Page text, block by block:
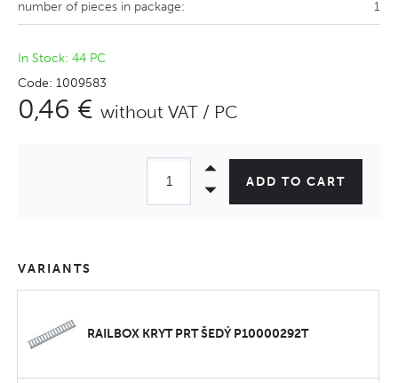
number of pieces in package: 1
In Stock: 44 PC
Code: 1009583
0,46 € without VAT / PC
ADD TO CART
VARIANTS
RAILBOX KRYT PRT ŠEDÝ P10000292T